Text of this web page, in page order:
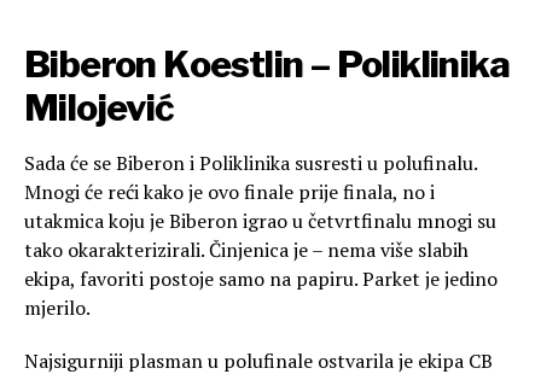
Biberon Koestlin – Poliklinika
Milojević
Sada će se Biberon i Poliklinika susresti u polufinalu.
Mnogi će reći kako je ovo finale prije finala, no i
utakmica koju je Biberon igrao u četvrtfinalu mnogi su
tako okarakterizirali. Činjenica je – nema više slabih
ekipa, favoriti postoje samo na papiru. Parket je jedino
mjerilo.
Najsigurniji plasman u polufinale ostvarila je ekipa CB